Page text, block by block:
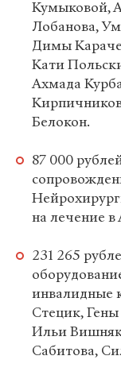
Кумыковой,
Лобанова,
Димы
Кати
Ахмада
Белокон.
87 000
на лечение
231 265
инвалидные
Стецик,
Ильи
Сабитова,